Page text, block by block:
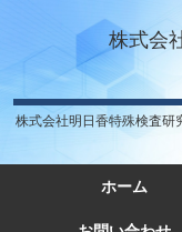
株式会
株式会社明日香特殊検査研
ホーム